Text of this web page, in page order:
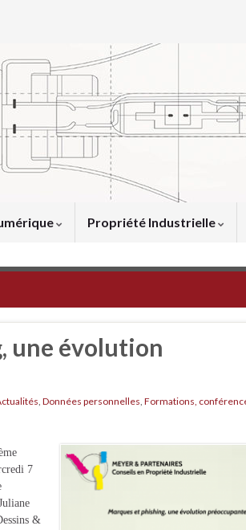
Propriété Industrielle
une évolution
, Données personnelles, Formations,
7
&